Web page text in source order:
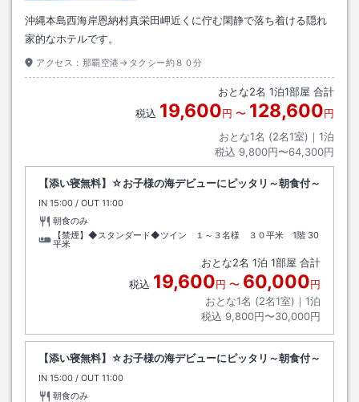
沖縄本島西海岸恩納村真栄田岬近くに佇む閑静で落ち着ける隠れ
家的なホテルです。
アクセス： 那覇空港→タクシー約８０分
おとな2名 1泊1部屋 合計
税込 19,600円 〜 128,600円
おとな1名 (2名1室)｜ 1泊
税込 9,800円〜64,300円
【添い寝無料】☆お子様の海デビューにピッタリ～朝食付～
IN チェックイン
15:00 / OUT チェックアウト
11:00
朝食のみ
【禁煙】◆スタンダード◆ツイン １～３名様 ３０平米 1階 30
平米
おとな2名 1泊 1部屋 合計
税込 19,600円 〜 60,000円
おとな1名 (2名1室)｜ 1泊
税込 9,800円〜30,000円
【添い寝無料】☆お子様の海デビューにピッタリ～朝食付～
IN チェックイン
15:00 / OUT チェックアウト
11:00
朝食のみ